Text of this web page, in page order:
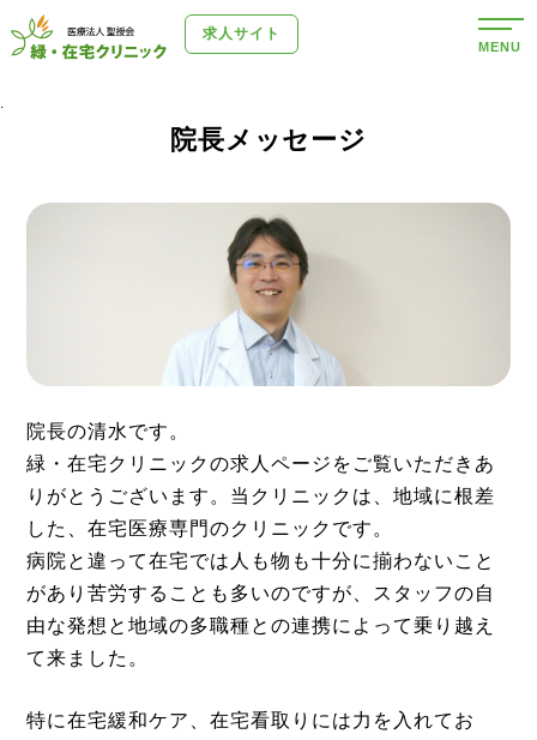
求人サイト
MENU
.
院長メッセージ
院長の清水です。
緑・在宅クリニックの求人ページをご覧いただきあ
りがとうございます。当クリニックは、地域に根差
した、在宅医療専門のクリニックです。
病院と違って在宅では人も物も十分に揃わないこと
があり苦労することも多いのですが、スタッフの自
由な発想と地域の多職種との連携によって乗り越え
て来ました。
特に在宅緩和ケア、在宅看取りには力を入れてお